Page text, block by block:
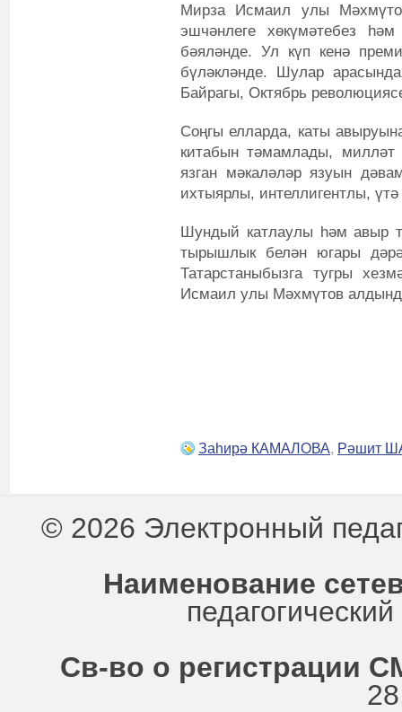
Мирза Исмаил улы
эшчәнлеге хөкүмәтебез
бәяләнде. Ул күп кенә
бүләкләнде. Шулар
Байрагы, Октябрь
Соңгы елларда, каты
китабын тәмамлады,
язган мәкаләләр язуын
ихтыярлы, интеллигентлы,
Шундый катлаулы һәм авыр
тырышлык белән югары
Татарстаныбызга тугры
Исмаил улы Мәхмүтов
Заһирә КАМАЛОВА, Рәшит
© 2026 Электронный
Наименование
Св-во о регистрации